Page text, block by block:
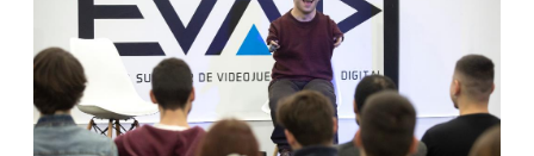
embargo, por primera vez en la historia del
'Fermín Salvochea' la ONCE no celebró su
tradicional gala de entrega de premios debido a
la expansión del Coronavirus en España en
aplicación de las medidas puestas en marcha por